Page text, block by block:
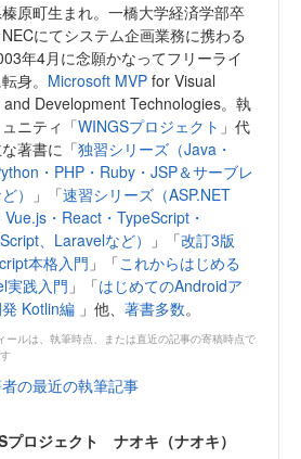
原町生まれ。一橋大学経済学部卒
にてシステム企画業務に携わる
年4月に念願かなってフリーライ
身。 Microsoft MVP for Visual
and Development Technologies。執
ニティ「WINGSプロジェクト 」代
著書に「独習シリーズ（Java・
・PHP・Ruby・JSP＆サーブレ
）
」「速習シリーズ（ASP.NET
・React・TypeScript・
、Laravelなど）
」「改訂3版
本格入門 」「これからはじめる
実践入門 」「はじめてのAndroidア
Kotlin編 」他、 著書多数。
ールは、執筆時点、または直近の記事の寄稿時点で
の最近の執筆記事
プロジェクト ナオキ（ナオキ）